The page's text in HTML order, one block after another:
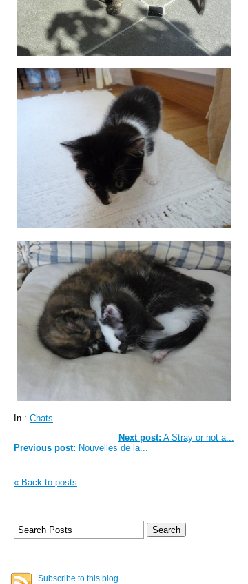
In : Chats
Next post: A Stray or not a...
Previous post: Nouvelles de la...
« Back to posts
Subscribe to this blog